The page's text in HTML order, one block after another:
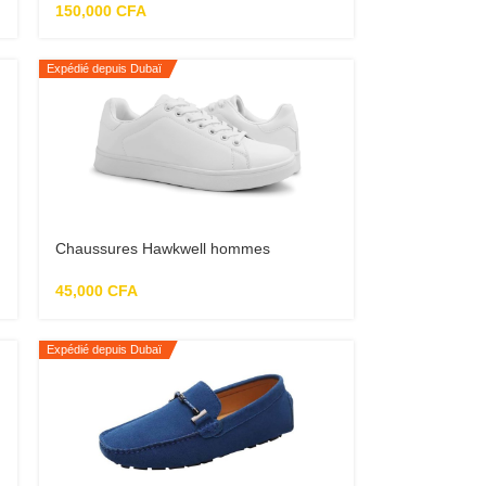
150,000CFA
Expédié depuis Dubaï
Chaussures Hawkwell hommes
45,000CFA
Expédié depuis Dubaï